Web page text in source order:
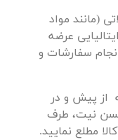
(مانند مواد
عرضه
سفارشات و
از پیش و در
حسن نیت، طرف
مطلع نمایید.